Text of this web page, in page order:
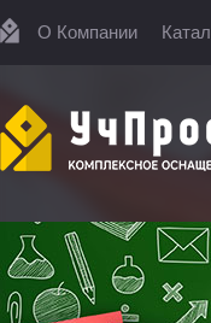
О Компании